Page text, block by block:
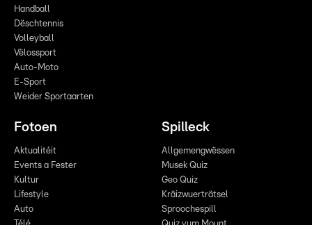
Handball
Dëschtennis
Volleyball
Vëlossport
Auto-Moto
E-Sport
Weider Sportaarten
Fotoen
Aktualitéit
Events a Fester
Kultur
Lifestyle
Auto
Spilleck
Allgemengwëssen
Musek Quiz
Geo Quiz
Kräizwuerträtsel
Sproochespill